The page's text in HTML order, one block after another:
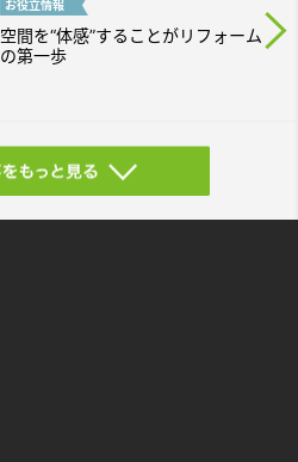
お役立情報
空間を“体感”することがリフォーム
の第一歩